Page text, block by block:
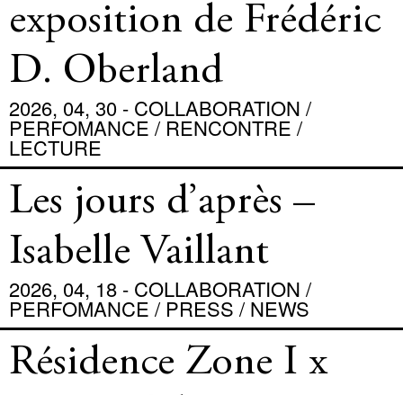
exposition de Frédéric
D. Oberland
2026, 04, 30 - COLLABORATION /
PERFOMANCE / RENCONTRE /
LECTURE
Les jours d’après –
Isabelle Vaillant
2026, 04, 18 - COLLABORATION /
PERFOMANCE / PRESS / NEWS
Résidence Zone I x